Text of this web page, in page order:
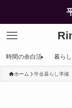
時間の余白活 暮ら
ホーム 年金暮らし準備